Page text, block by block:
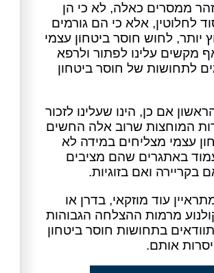
ממסרים כאלה, לא כי הן
לחלוטין, אלא כי הם גורמים
יותר, לחוש חוסר ביטחון עצמי
מקשים עלינו לפתור ולרפא
לתחושות של חוסר ביטחון
אם כן, הינו שעלינו לזכור
המוחצות שרוב אלה החשים
עצמי מצליחים במידה לא
באתגרים שהם מציבים
בקריירה ואם בזוגיות.
עוד מוזקאי, בדרן או
מרמות ההצלחה הגבוהות
בתחושות חוסר ביטחון
אותם.